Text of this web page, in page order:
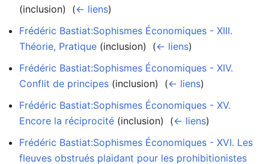
(inclusion) ‎ (← liens)
Frédéric Bastiat:Sophismes Économiques - XIII.
Théorie, Pratique (inclusion) ‎ (← liens)
Frédéric Bastiat:Sophismes Économiques - XIV.
Conflit de principes (inclusion) ‎ (← liens)
Frédéric Bastiat:Sophismes Économiques - XV.
Encore la réciprocité (inclusion) ‎ (← liens)
Frédéric Bastiat:Sophismes Économiques - XVI. Les
fleuves obstrués plaidant pour les prohibitionistes